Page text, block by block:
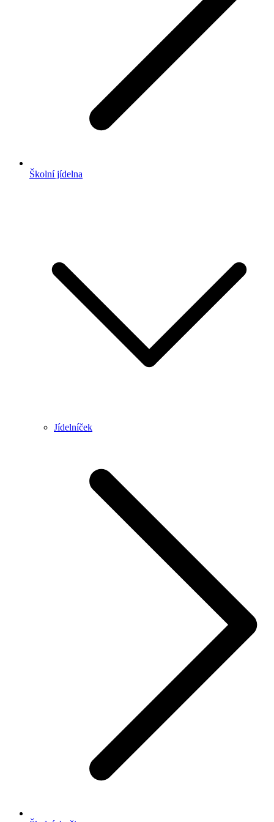
Školní jídelna
Jídelníček